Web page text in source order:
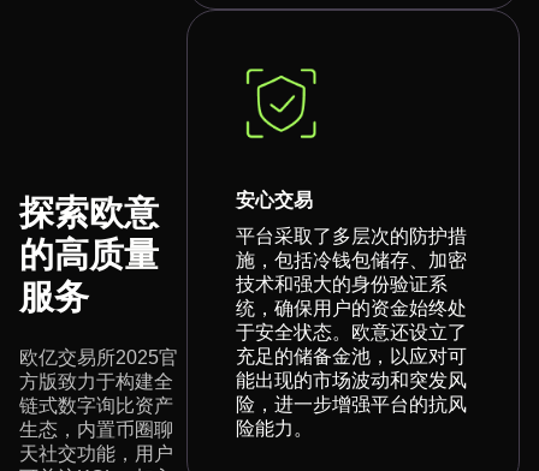
探索欧意
的高质量
服务
欧亿交易所2025官
方版致力于构建全
链式数字询比资产
生态，内置币圈聊
天社交功能，用户
安心交易
平台采取了多层次的防护措
施，包括冷钱包储存、加密
技术和强大的身份验证系
统，确保用户的资金始终处
于安全状态。欧意还设立了
充足的储备金池，以应对可
能出现的市场波动和突发风
险，进一步增强平台的抗风
险能力。